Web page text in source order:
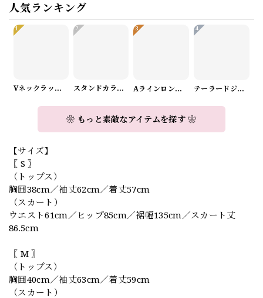
人気ランキング
1
Vネックラップデザインニット（3color） A1008
2
スタンドカラーロングスリーブリボンブラウス（3color） A1126
3
Aラインロングワンピース（2color） A0908
4
テーラードジャケット＆ワイドパンツスーツwithスカーフ A0987
❀ もっと素敵なアイテムを探す ❀
【サイズ】
〖 S 〗
（トップス）
胸囲38cm／袖丈62cm／着丈57cm
（スカート）
ウエスト61cm／ヒップ85cm／裾幅135cm／スカート丈
86.5cm
〖 M 〗
（トップス）
胸囲40cm／袖丈63cm／着丈59cm
（スカート）